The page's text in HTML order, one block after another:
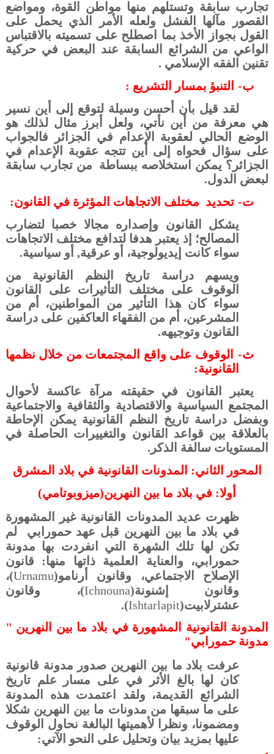
تجارب سابقة وتستلهم منها مواطن القوة، ومواضع
القصور مآلها الفشل ولعله الأمر الذي يحمل على
القول بجواز الأخذ بما اصطلح على تسميته بالاقتباس
الواعي من الشرائع السابقة عند البعض في حركية
تقنين الفقه الإسلامي .
ب‌- التنبؤ بمسار التشريع :
لقد قيل بأن أحسن وسيلة لتوقع إلى أين نسير
هي معرفة من أين نأتي، ولعل أبرز مثال لذلك هو
الوضع الحالي لعقوبة الإعدام في الجزائر فالجواب
على سؤال فحواه إلى أين تتجه عقوبة الإعدام في
الجزائر ؟ يمكن استخلاصه ببساطة من تجارب سابقة
لبعض الدول.
ت‌- تحديد مختلف الاتجاهات المؤثرة في القانون:
يشكل القانون وإصداره مجالا خصبا لتضارب
المصالح؛ إذ يعتبر هدفا لتدافع مختلف الاتجاهات
سواء كانت إيديولوجية، أو عرقية, أو سياسية.
ويسهم دراسة تاريخ النظم القانونية من
الوقوف على مختلف التأثيرات على القانون
سواء كان هذا التأثير من المواطنين، أم من
المشرعين، أم من الفقهاء العاكفين على دراسة
القانون وتوجيهه.
ث‌-
الوقوف على واقع المجتمعات من خلال نظمها
القانونية:
يعتبر
القانون في حقيقته مرآة عاكسة لأحوال
المجتمع السياسية والاقتصادية والثقافية والاجتماعية
وبفضل دراسة تاريخ النظم القانونية يمكن الإحاطة
بالعلاقة بين قواعد القانون والتغييرات الحاصلة في
المستويات سالفة الذكر.
المحور الثاني: المدونات القانونية في بلاد المشرق
أولا: في بلاد ما بين النهرين(ميزوبوتامي)
ظهرت عديد المدونات القانونية غير المشهورة
في بلاد ما بين النهرين قبل عهد حمورابي
لم
تكن لها تلك الشهرة التي انفردت بها مدونة
حمورابي، والعناية العلمية ذاتها منها: قانون
الإصلاح الاجتماعي، وقانون أرنامو(Urnamu)،
وقانون إشنونة(Ichnouna)، وقانون
عشترلابيت(Ishtarlapit
).
المدونة القانونية المشهورة في بلاد ما بين النهرين "
مدونة حمورابي"
عرفت بلاد ما بين النهرين صدور مدونة قانونية
كان لها بالغ الأثر في على مسار علم تاريخ
الشرائع القديمة، ولقد اعتمدت هذه المدونة
على ما سبقها من مدونات ما بين النهرين شكلا
ومضمونا، ونظرا لأهميتها البالغة نحاول الوقوف
عليها بمزيد بيان وتحليل على النحو الآتي: